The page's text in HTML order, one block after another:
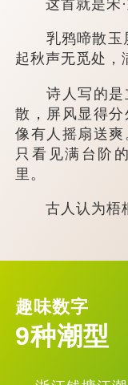
这首就是宋·
乳鸦啼散玉
起秋声无觅处，
诗人写的是
散，屏风显得
像有人摇扇送爽
只看见满台阶
里。
古人认为梧
趣味数字
9种潮型